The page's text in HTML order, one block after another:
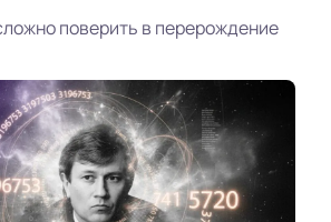
поверить в перерождение